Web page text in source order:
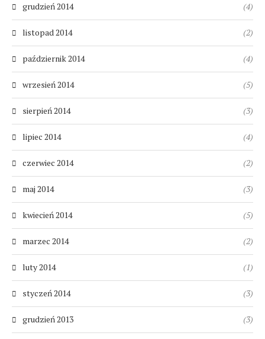
grudzień 2014 (4)
listopad 2014 (2)
październik 2014 (4)
wrzesień 2014 (5)
sierpień 2014 (3)
lipiec 2014 (4)
czerwiec 2014 (2)
maj 2014 (3)
kwiecień 2014 (5)
marzec 2014 (2)
luty 2014 (1)
styczeń 2014 (3)
grudzień 2013 (3)